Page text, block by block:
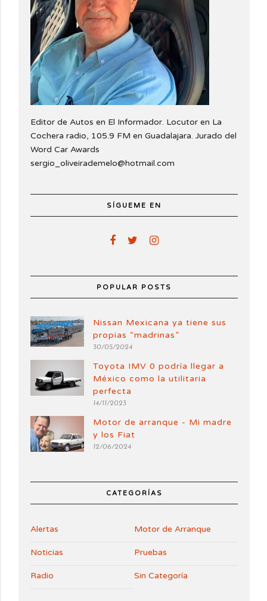
Editor de Autos en El Informador. Locutor en La
Cochera radio, 105.9 FM en Guadalajara. Jurado del
Word Car Awards
sergio_oliveirademelo@hotmail.com
SÍGUEME EN
POPULAR POSTS
Nissan Mexicana ya tiene sus
propias “madrinas”
30/05/2024
Toyota IMV 0 podría llegar a
México como la utilitaria
perfecta
14/11/2023
Motor de arranque - Mi madre
y los Fiat
12/06/2024
CATEGORÍAS
Alertas Motor de Arranque
Noticias Pruebas
Radio Sin Categoría